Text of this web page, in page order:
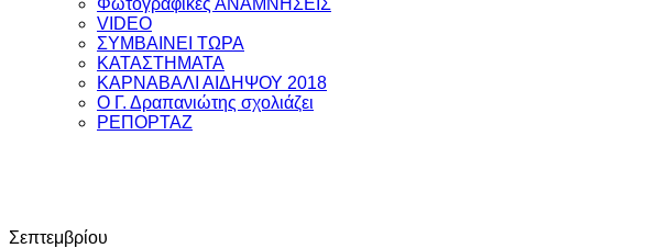
VIDEO
ΣΥΜΒΑΙΝΕΙ ΤΩΡΑ
ΚΑΤΑΣΤΗΜΑΤΑ
ΚΑΡΝΑΒΑΛΙ ΑΙΔΗΨΟΥ 2018
Ο Γ. Δραπανιώτης σχολιάζει
ΡΕΠΟΡΤΑΖ
Σεπτεμβρίου